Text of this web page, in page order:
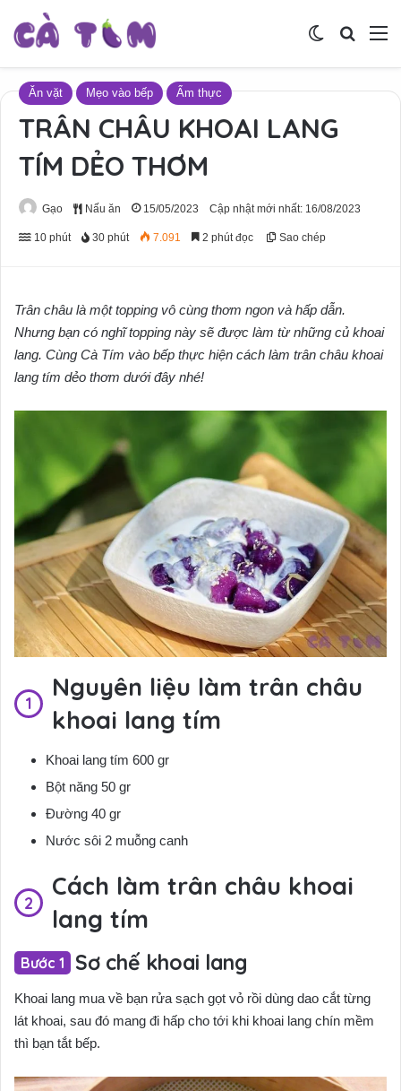
Tìm
Switch skin
Ăn vặt Mẹo vào bếp Ẩm thực
TRÂN CHÂU KHOAI LANG
TÍM DẺO THƠM
Gạo Nấu ăn 15/05/2023 Cập nhật mới nhất: 16/08/2023
10 phút 30 phút 7.091 2 phút đọc Sao chép
Trân châu là một topping vô cùng thơm ngon và hấp dẫn.
Nhưng bạn có nghĩ topping này sẽ được làm từ những củ khoai
lang. Cùng Cà Tím vào bếp thực hiện cách làm trân châu khoai
lang tím dẻo thơm dưới đây nhé!
Nguyên liệu làm trân châu
khoai lang tím
Khoai lang tím 600 gr
Bột năng 50 gr
Đường 40 gr
Nước sôi 2 muỗng canh
Cách làm trân châu khoai
lang tím
Sơ chế khoai lang
Khoai lang mua về bạn rửa sạch gọt vỏ rồi dùng dao cắt từng
lát khoai, sau đó mang đi hấp cho tới khi khoai lang chín mềm
thì bạn tắt bếp.